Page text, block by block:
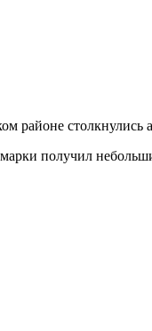
районе столкнулись
получил